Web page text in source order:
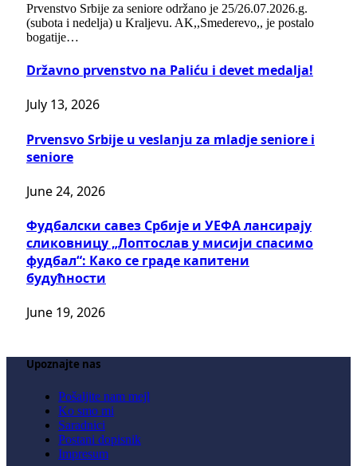
Prvenstvo Srbije za seniore održano je 25/26.07.2026.g.
(subota i nedelja) u Kraljevu. AK,,Smederevo,, je postalo
bogatije…
Državno prvenstvo na Paliću i devet medalja!
July 13, 2026
Prvensvo Srbije u veslanju za mladje seniore i
seniore
June 24, 2026
Фудбалски савез Србије и УЕФА лансирају
сликовницу „Лоптослав у мисији спасимо
фудбал“: Како се граде капитени
будућности
June 19, 2026
Upoznajte nas
Pošaljite nam mejl
Ko smo mi
Saradnici
Postani dopisnik
Impresum